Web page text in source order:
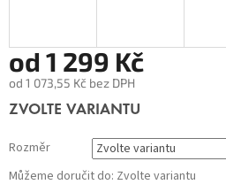
od 1 299 Kč
od 1 073,55 Kč bez DPH
Měrná
ZVOLTE VARIANTU
Rozměr
Můžeme doručit do: Zvolte variantu